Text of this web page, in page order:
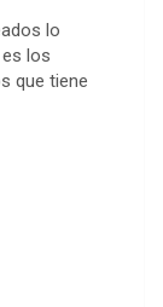
lo
los
que tiene